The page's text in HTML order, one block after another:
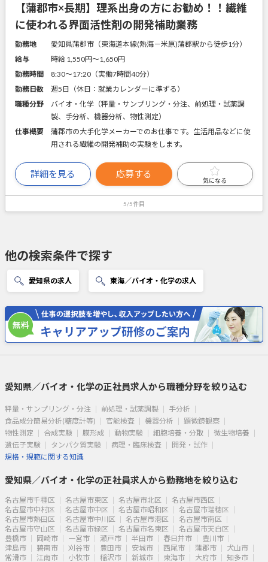
【蒲郡市×長期】理系出身の方にお勧め！！繊維
に使われる界面活性剤の開発補助業務
勤務地
愛知県蒲郡市（東海道本線(熱海－米原)蒲郡駅から徒歩1分）
給与
時給 1,550円〜1,650円
勤務時間
8:30～17:20（実働7時間40分）
勤務日数
週5日（休日：就業カレンダーに準ずる）
職種分野
バイオ・化学（秤量・サンプリング・分注、前処理・試薬調
製、手分析、機器分析、物性測定）
仕事概要
蒲郡市の大手化学メーカーでのお仕事です。生活用品などに使
用される繊維の開発補助の実験をします。
詳細を見る 応募する
気になる
5/5件目
他の検索条件で探す
愛知県の求人 東海／バイオ・化学の求人
愛知県／バイオ・化学の正社員求人から職種分野を絞り込む
秤量・サンプリング・分注 前処理・試薬調製
手分析
食品成分簡易分析(糖度計等)
官能検査 機器分析
顕微鏡観察
物性測定
合成実験 膜形成 動物実験 細胞培養・分取
微生物培養
遺伝子実験
タンパク質実験 病理・臨床検査
開発・試作
規格・規範に関する知識
愛知県／バイオ・化学の正社員求人から勤務地を絞り込む
名古屋市千種区 名古屋市東区 名古屋市北区
名古屋市西区
名古屋市中村区
名古屋市中区 名古屋市昭和区
名古屋市瑞穂区
名古屋市熱田区
名古屋市中川区 名古屋市港区
名古屋市南区
名古屋市守山区
名古屋市緑区 名古屋市名東区
名古屋市天白区
豊橋市
岡崎市 一宮市 瀬戸市 半田市 春日井市
豊川市
津島市
碧南市 刈谷市 豊田市 安城市 西尾市 蒲郡市
犬山市
常滑市
江南市 小牧市 稲沢市 新城市 東海市 大府市 知多市